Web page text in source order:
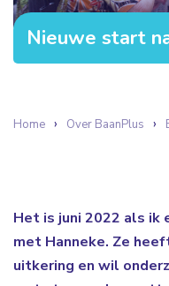
Nieuwe start
Home Over BaanPlus
Het is juni 2022 als ik
met Hanneke. Ze
uitkering en wil